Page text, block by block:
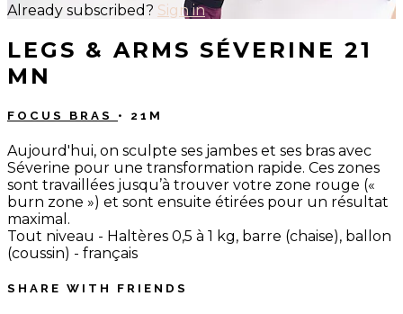
Already subscribed? Sign in
LEGS & ARMS SÉVERINE 21
MN
FOCUS BRAS • 21M
Aujourd'hui, on sculpte ses jambes et ses bras avec
Séverine pour une transformation rapide. Ces zones
sont travaillées jusqu’à trouver votre zone rouge («
burn zone ») et sont ensuite étirées pour un résultat
maximal.
Tout niveau - Haltères 0,5 à 1 kg, barre (chaise), ballon
(coussin) - français
SHARE WITH FRIENDS